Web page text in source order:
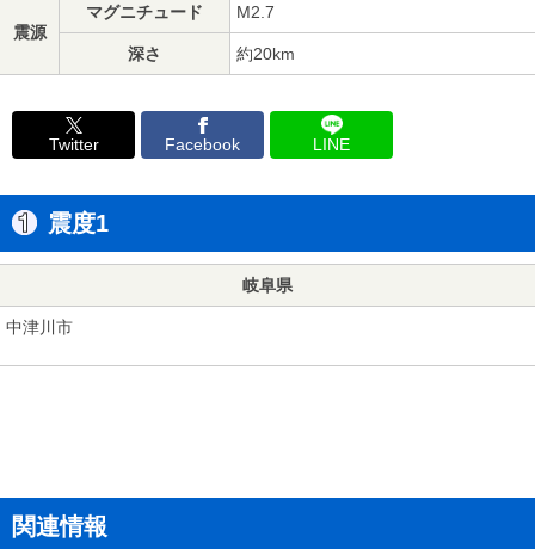
震源
マグニチュード M2.7
深さ 約20km
Twitter Facebook LINE
震度1
岐阜県
中津川市
関連情報